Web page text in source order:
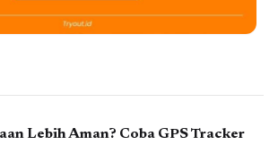
Lebih Aman? Coba GPS Tracker